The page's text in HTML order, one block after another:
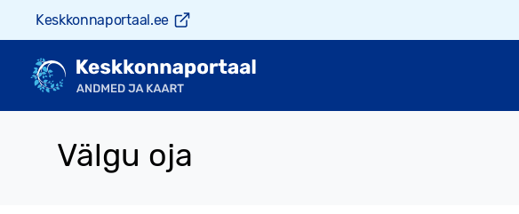
Keskkonnaportaal.ee
Välgu oja